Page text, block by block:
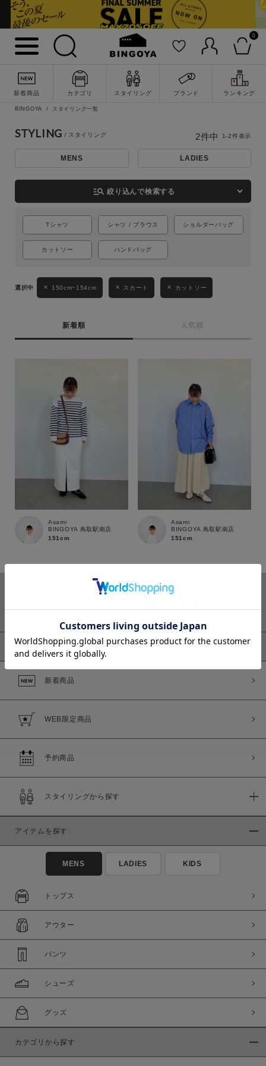
0
新着商品 カテゴリ スタイリング ブランド ランキング
詳細検索
キーワード
MENS LADIES
ブランド
価格
セール価格 WEB限定
在庫あり
この条件で絞り込む
BINGOYA スタイリング一覧
STYLING
MENS LADIES
manage_search 絞り込んで検索する
Tシャツ シャツ / ブラウス ショルダーバッグ
カットソー ハンドバッグ
150cm~154cm スカート カットソー
新着順 人気順
2件中 1-2件表示
Asami
BINGOYA 鳥取駅南店
151cm
Asami
BINGOYA 鳥取駅南店
151cm
ピックアップ
新着商品
WEB限定商品
予約商品
スタイリングから探す
アイテムを探す
MENS LADIES KIDS
トップス
アウター
パンツ
シューズ
グッズ
カテゴリから探す